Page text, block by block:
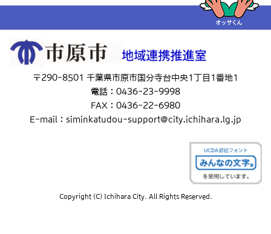
〒290-8501 千葉県市原市国分寺台中央1丁目1番地1
電話：0436-23-9998
FAX：0436-22-6980
E-mail：siminkatudou-support@city.ichihara.lg.jp
Copyright (C) Ichihara City. All Rights Reserved.